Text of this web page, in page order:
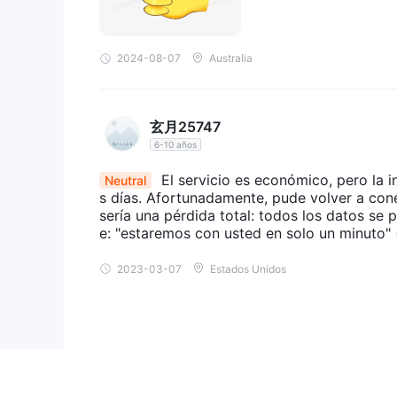
importantes, ya que no ofrecen el mismo nivel de
desafíos a los usuarios, especialmente cuando se
servicio.
Tarifas no transparentes:
inesperados. Esta opacidad dificulta que los
es GS Forex seguro o estafa？
GS Forexlos informes serán regulados por la
autoridad reguladora responsable de la
2024-08-07 Australia
玄月25747
6-10 años
Neutral
El servicio es económico, pero la
s días. Afortunadamente, pude volver a
sería una pérdida total: todos los datos se
e: "estaremos con usted en solo un minuto"
2023-03-07 Estados Unidos